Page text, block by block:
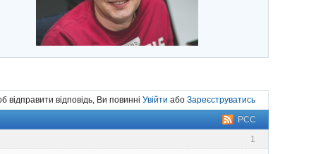
відправити відповідь, Ви повинні Увійти або Зареєструватись
РСС
1